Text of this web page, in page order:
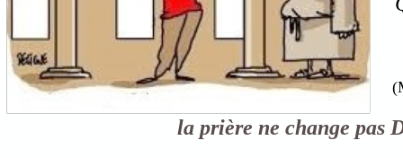
la prière ne change pas